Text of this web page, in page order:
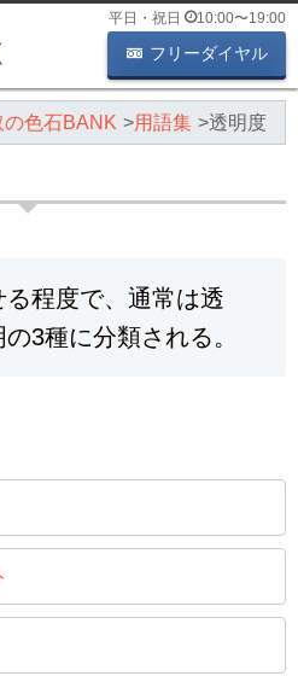
平日・祝日 10:00〜19:00
フリーダイヤル
色石BANK 用語集 透明度
程度で、通常は透
3種に分類される。